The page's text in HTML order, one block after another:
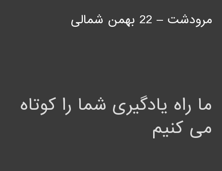
مرودشت – 22 بهمن شمالی
ما راه یادگیری شما را کوتاه
می کنیم